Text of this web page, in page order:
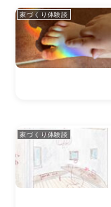
家づくり体験談
家づくり体験談